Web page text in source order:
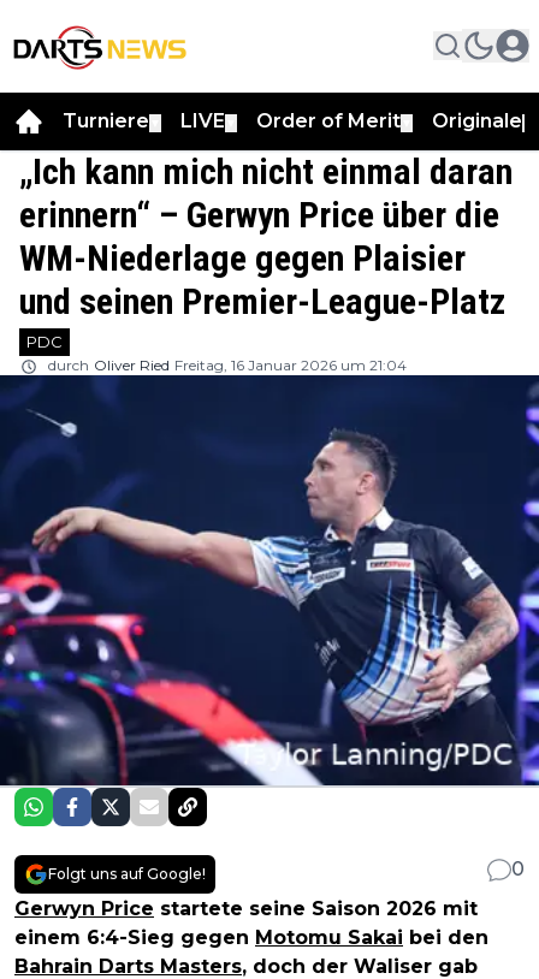
Turniere LIVE Order of Merit Originale
„Ich kann mich nicht einmal daran
erinnern“ – Gerwyn Price über die
WM-Niederlage gegen Plaisier
und seinen Premier-League-Platz
PDC
durch Oliver Ried Freitag, 16 Januar 2026 um 21:04
Folgt uns auf Google!
0
Gerwyn Price startete seine Saison 2026 mit
einem 6:4-Sieg gegen Motomu Sakai bei den
Bahrain Darts Masters, doch der Waliser gab